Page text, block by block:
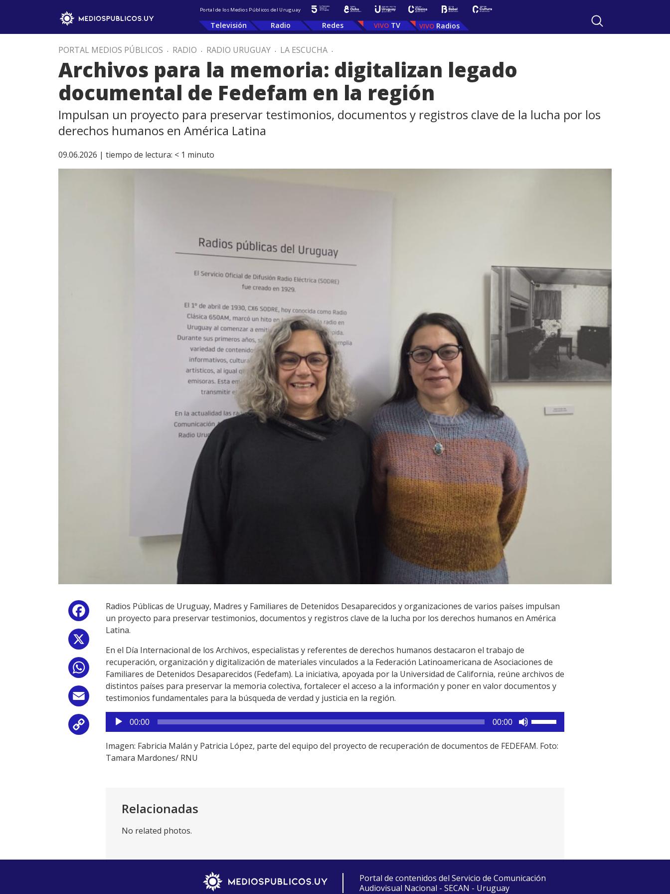
Portal de los Medios Públicos del Uruguay
Televisión Radio Redes TV Radios
PORTAL MEDIOS PÚBLICOS . RADIO . RADIO URUGUAY . LA ESCUCHA .
Archivos para la memoria: digitalizan legado
documental de Fedefam en la región
Impulsan un proyecto para preservar testimonios, documentos y registros clave de la lucha por los
derechos humanos en América Latina
09.06.2026 | tiempo de lectura: < 1 minuto
Facebook
WhatsApp
Email
Link
Radios Públicas de Uruguay, Madres y Familiares de Detenidos Desaparecidos y organizaciones de varios países impulsan
un proyecto para preservar testimonios, documentos y registros clave de la lucha por los derechos humanos en América
Latina.
En el Día Internacional de los Archivos, especialistas y referentes de derechos humanos destacaron el trabajo de
recuperación, organización y digitalización de materiales vinculados a la Federación Latinoamericana de Asociaciones de
Familiares de Detenidos Desaparecidos (Fedefam). La iniciativa, apoyada por la Universidad de California, reúne archivos de
distintos países para preservar la memoria colectiva, fortalecer el acceso a la información y poner en valor documentos y
testimonios fundamentales para la búsqueda de verdad y justicia en la región.
Reproductor
de
audio
00:00 00:00
teclas
Imagen: Fabricia Malán y Patricia López, parte del equipo del proyecto de recuperación de documentos de FEDEFAM. Foto:
Tamara Mardones/ RNU
Relacionadas
No related photos.
Portal de contenidos del Servicio de Comunicación
Audiovisual Nacional - SECAN - Uruguay